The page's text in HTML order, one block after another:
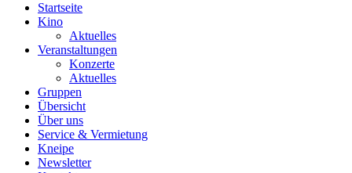
Startseite
Kino
Aktuelles
Veranstaltungen
Konzerte
Aktuelles
Gruppen
Übersicht
Über uns
Service & Vermietung
Kneipe
Newsletter